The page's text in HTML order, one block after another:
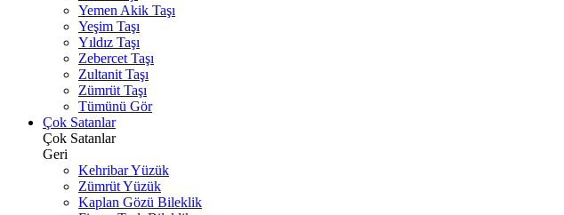
Yemen Akik Taşı
Yeşim Taşı
Yıldız Taşı
Zebercet Taşı
Zultanit Taşı
Zümrüt Taşı
Tümünü Gör
Çok Satanlar
Çok Satanlar
Geri
Kehribar Yüzük
Zümrüt Yüzük
Kaplan Gözü Bileklik